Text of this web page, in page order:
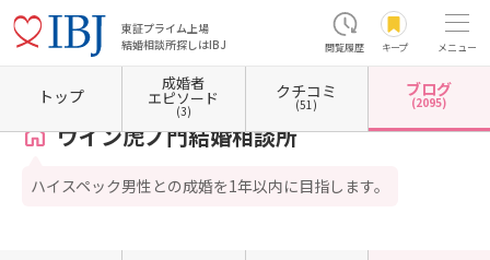
東証プライム上場
結婚相談所探しはIBJ
閲覧履歴 キープ メニュー
ホーム 東京都の結婚相談所 東京都港区 東京都港区虎ノ門 ウイン虎ノ門結婚相談所
ウイン虎ノ門結婚相談所
ハイスペック男性との成婚を1年以内に目指します。
トップ
成婚者
エピソード
(3)
クチコミ
(51)
ブログ
(2095)